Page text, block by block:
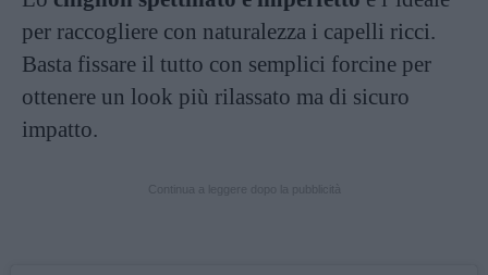
per raccogliere con naturalezza i capelli ricci.
Basta fissare il tutto con semplici forcine per
ottenere un look più rilassato ma di sicuro
impatto.